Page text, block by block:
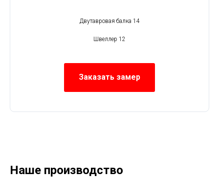
Двутавровая балка 14
Швеллер 12
Заказать замер
Наше производство